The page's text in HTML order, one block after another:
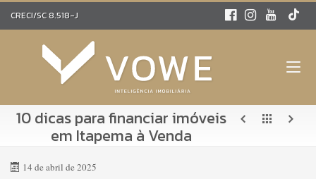
CRECI/SC 8.518-J
10 dicas para financiar imóveis
em Itapema à Venda
14 de abril de 2025